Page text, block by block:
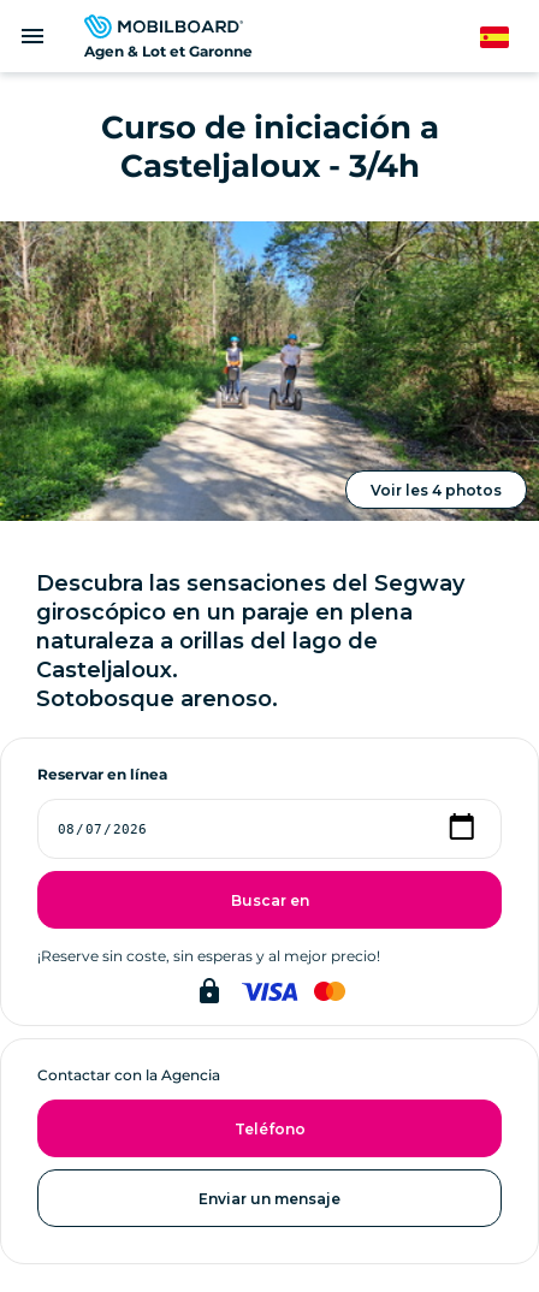
Agen & Lot et Garonne
menu Spanish
Curso de iniciación a
Casteljaloux - 3/4h
Voir les 4 photos
Descubra las sensaciones del Segway
giroscópico en un paraje en plena
naturaleza a orillas del lago de
Casteljaloux.
Sotobosque arenoso.
Reservar en línea
Buscar en
¡Reserve sin coste, sin esperas y al mejor precio!
lock
Contactar con la Agencia
Teléfono
Enviar un mensaje